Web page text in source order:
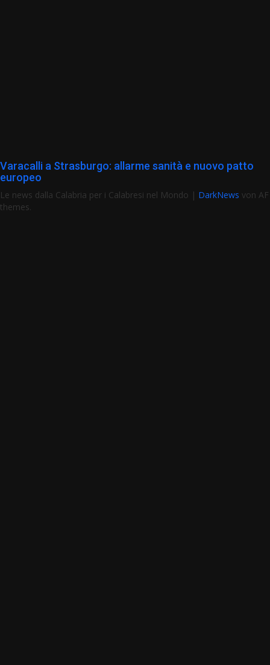
Varacalli a Strasburgo: allarme sanità e nuovo patto
europeo
Le news dalla Calabria per i Calabresi nel Mondo | DarkNews von AF
themes.